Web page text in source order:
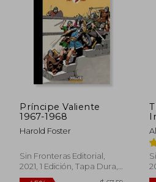
Príncipe Valiente
1967-1968
Harold Foster
Sin Fronteras Editorial,
2021, 1 Edición, Tapa Dura,
Nuevo